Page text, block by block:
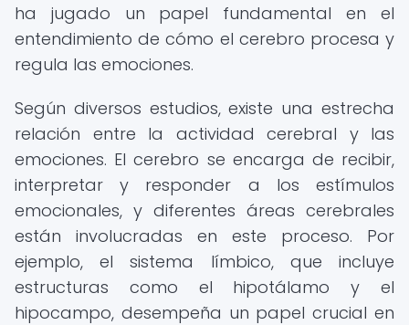
ha jugado un papel fundamental en el
entendimiento de cómo el cerebro procesa y
regula las emociones.
Según diversos estudios, existe una estrecha
relación entre la actividad cerebral y las
emociones. El cerebro se encarga de recibir,
interpretar y responder a los estímulos
emocionales, y diferentes áreas cerebrales
están involucradas en este proceso. Por
ejemplo, el sistema límbico, que incluye
estructuras como el hipotálamo y el
hipocampo, desempeña un papel crucial en